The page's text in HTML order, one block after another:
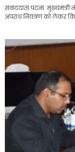
संवाददाता.पटना. मुख्यमंत्री
अपराध नियंत्रण को लेकर